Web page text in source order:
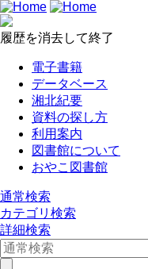
履歴を消去して終了
電子書籍
データベース
湘北紀要
資料の探し方
利用案内
図書館について
おやこ図書館
通常検索
カテゴリ検索
詳細検索